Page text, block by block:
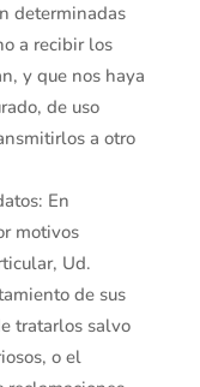
determinadas
a recibir los
y que nos haya
de uso
a otro
En
motivos
Ud.
de sus
tratarlos salvo
o el